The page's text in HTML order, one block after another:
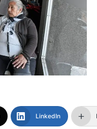
LinkedIn